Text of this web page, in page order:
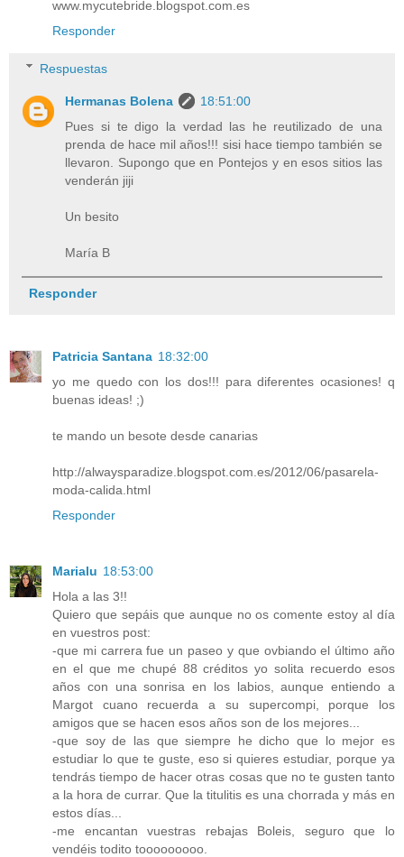
www.mycutebride.blogspot.com.es
Responder
Respuestas
Hermanas Bolena
18:51:00
Pues si te digo la verdad las he reutilizado de una
prenda de hace mil años!!! sisi hace tiempo también se
llevaron. Supongo que en Pontejos y en esos sitios las
venderán jiji
Un besito
María B
Responder
Patricia Santana 18:32:00
yo me quedo con los dos!!! para diferentes ocasiones! q
buenas ideas! ;)
te mando un besote desde canarias
http://alwaysparadize.blogspot.com.es/2012/06/pasarela-
moda-calida.html
Responder
Marialu 18:53:00
Hola a las 3!!
Quiero que sepáis que aunque no os comente estoy al día
en vuestros post:
-que mi carrera fue un paseo y que ovbiando el último año
en el que me chupé 88 créditos yo solita recuerdo esos
años con una sonrisa en los labios, aunque entiendo a
Margot cuano recuerda a su supercompi, porque los
amigos que se hacen esos años son de los mejores...
-que soy de las que siempre he dicho que lo mejor es
estudiar lo que te guste, eso si quieres estudiar, porque ya
tendrás tiempo de hacer otras cosas que no te gusten tanto
a la hora de currar. Que la titulitis es una chorrada y más en
estos días...
-me encantan vuestras rebajas Boleis, seguro que lo
vendéis todito tooooooooo.